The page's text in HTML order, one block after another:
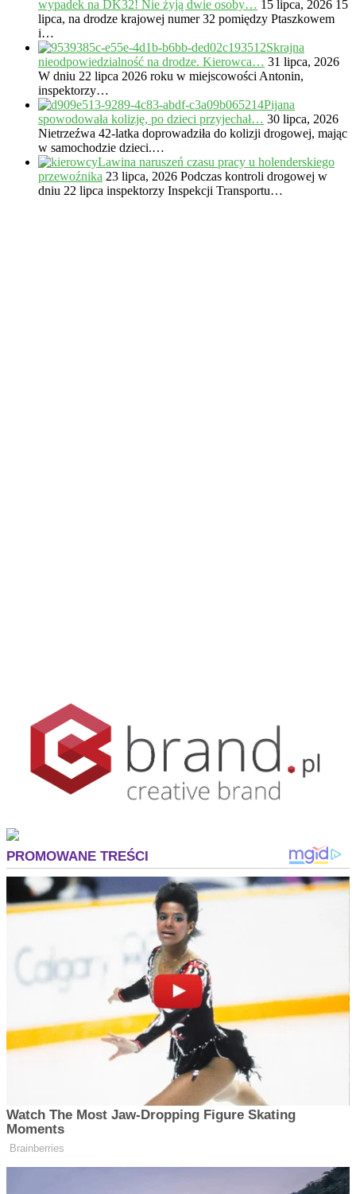
wypadek na DK32! Nie żyją dwie osoby… 15 lipca, 2026 15
lipca, na drodze krajowej numer 32 pomiędzy Ptaszkowem
i…
Skrajna
nieodpowiedzialność na drodze. Kierowca… 31 lipca, 2026
W dniu 22 lipca 2026 roku w miejscowości Antonin,
inspektorzy…
Pijana
spowodowała kolizję, po dzieci przyjechał… 30 lipca, 2026
Nietrzeźwa 42-latka doprowadziła do kolizji drogowej, mając
w samochodzie dzieci.…
Lawina naruszeń czasu pracy u holenderskiego
przewoźnika 23 lipca, 2026 Podczas kontroli drogowej w
dniu 22 lipca inspektorzy Inspekcji Transportu…